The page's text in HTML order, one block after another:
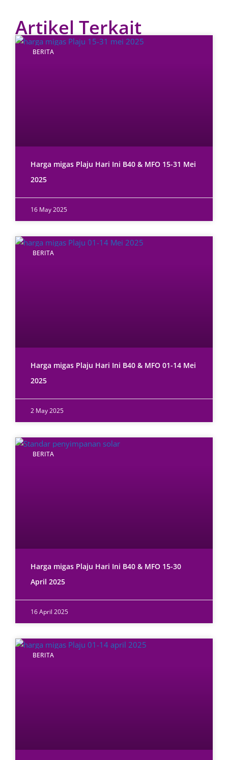
Artikel Terkait
BERITA
Harga migas Plaju Hari Ini B40 & MFO 15-31 Mei
2025
16 May 2025
BERITA
Harga migas Plaju Hari Ini B40 & MFO 01-14 Mei
2025
2 May 2025
BERITA
Harga migas Plaju Hari Ini B40 & MFO 15-30
April 2025
16 April 2025
BERITA